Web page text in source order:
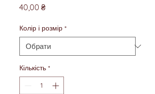
40,00 ₴Ціна
Колір і розмір *
Кількість *